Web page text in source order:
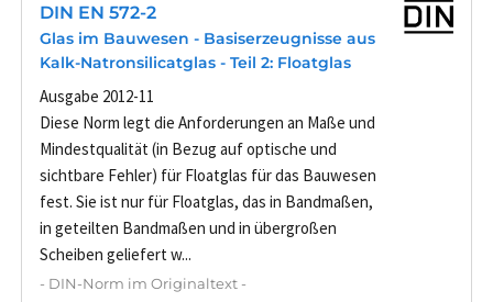
DIN EN 572-2
Glas im Bauwesen - Basiserzeugnisse aus
Kalk-Natronsilicatglas - Teil 2: Floatglas
Ausgabe 2012-11
Diese Norm legt die Anforderungen an Maße und
Mindestqualität (in Bezug auf optische und
sichtbare Fehler) für Floatglas für das Bauwesen
fest. Sie ist nur für Floatglas, das in Bandmaßen,
in geteilten Bandmaßen und in übergroßen
Scheiben geliefert w...
- DIN-Norm im Originaltext -